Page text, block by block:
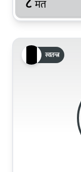
मत
स्वतन्त्र